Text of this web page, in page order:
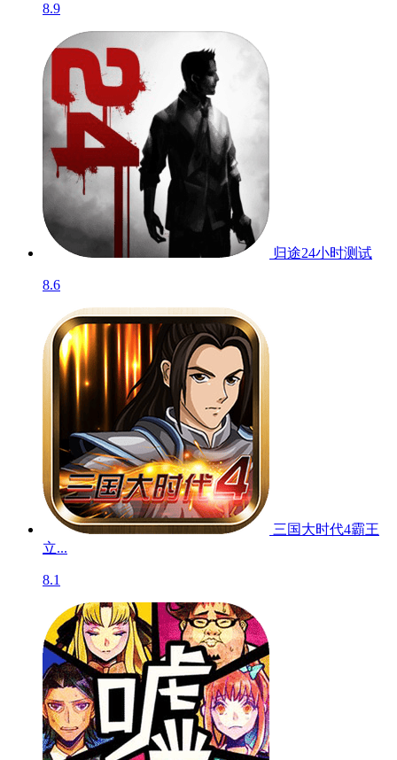
8.9
归途24小时测试
8.6
三国大时代4霸王
立...
8.1